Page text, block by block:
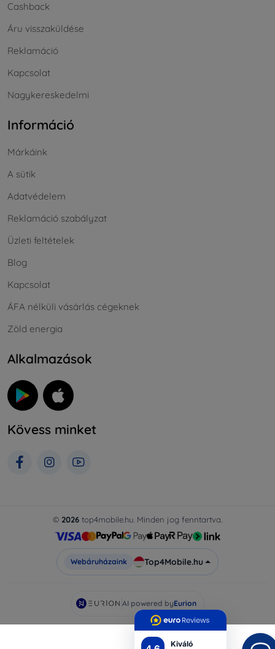
Kiváló
Cashback
Áru visszaküldése
Reklamáció
Kapcsolat
Nagykereskedelmi
Információ
Márkáink
A sütik
Adatvédelem
Reklamáció szabályzat
Üzleti feltételek
Blog
Kapcsolat
ÁFA nélküli vásárlás cégeknek
Zöld energia
Alkalmazások
Kövess minket
© 2026 top4mobile.hu. Minden jog fenntartva.
Webáruházaink Top4Mobile.hu
AI powered byEurion